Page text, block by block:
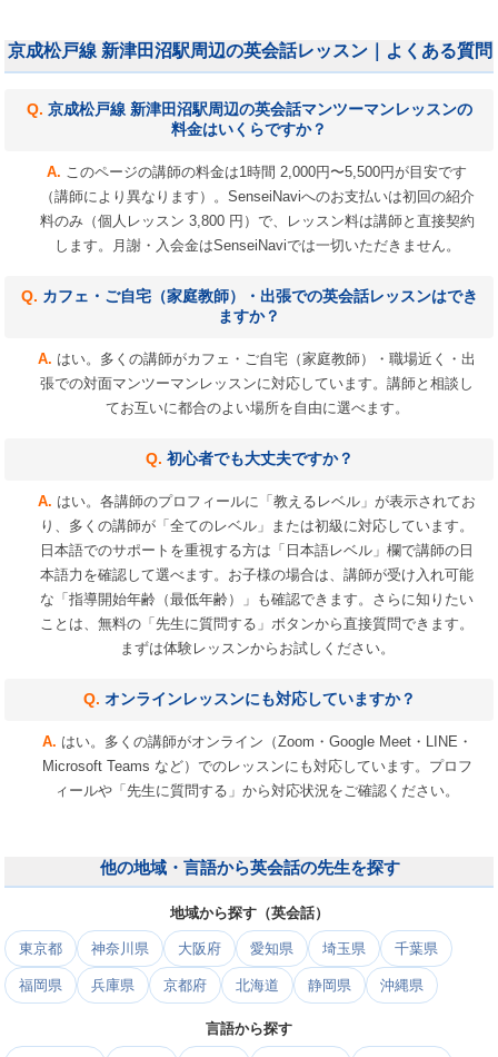
京成松戸線 新津田沼駅周辺の英会話レッスン｜よくある質問
京成松戸線 新津田沼駅周辺の英会話マンツーマンレッスンの
料金はいくらですか？
このページの講師の料金は1時間 2,000円〜5,500円が目安です
（講師により異なります）。SenseiNaviへのお支払いは初回の紹介
料のみ（個人レッスン 3,800 円）で、レッスン料は講師と直接契約
します。月謝・入会金はSenseiNaviでは一切いただきません。
カフェ・ご自宅（家庭教師）・出張での英会話レッスンはでき
ますか？
はい。多くの講師がカフェ・ご自宅（家庭教師）・職場近く・出
張での対面マンツーマンレッスンに対応しています。講師と相談し
てお互いに都合のよい場所を自由に選べます。
初心者でも大丈夫ですか？
はい。各講師のプロフィールに「教えるレベル」が表示されてお
り、多くの講師が「全てのレベル」または初級に対応しています。
日本語でのサポートを重視する方は「日本語レベル」欄で講師の日
本語力を確認して選べます。お子様の場合は、講師が受け入れ可能
な「指導開始年齢（最低年齢）」も確認できます。さらに知りたい
ことは、無料の「先生に質問する」ボタンから直接質問できます。
まずは体験レッスンからお試しください。
オンラインレッスンにも対応していますか？
はい。多くの講師がオンライン（Zoom・Google Meet・LINE・
Microsoft Teams など）でのレッスンにも対応しています。プロフ
ィールや「先生に質問する」から対応状況をご確認ください。
他の地域・言語から英会話の先生を探す
地域から探す（英会話）
東京都 神奈川県 大阪府 愛知県 埼玉県 千葉県
福岡県 兵庫県 京都府 北海道 静岡県 沖縄県
言語から探す